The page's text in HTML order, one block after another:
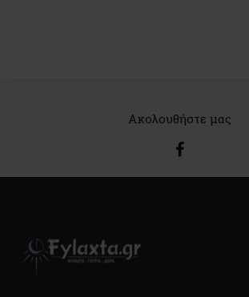
Ακολουθήστε μας